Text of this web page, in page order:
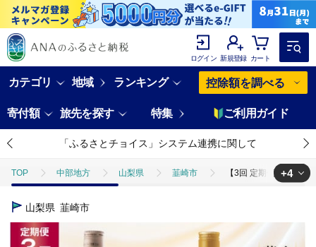
ログイン 新規登録 カート
カテゴリ 地域 ランキング 控除額を調べる
寄付額 旅先を探す 特集 ご利用ガイド
「ふるさとチョイス」システム連携に関して
TOP 中部地方 山梨県 韮崎市 【3回 定期便 隔月】
TOP
TOP 【3回 定期便 隔月】 甲州韮崎
+4
山梨県 韮崎市